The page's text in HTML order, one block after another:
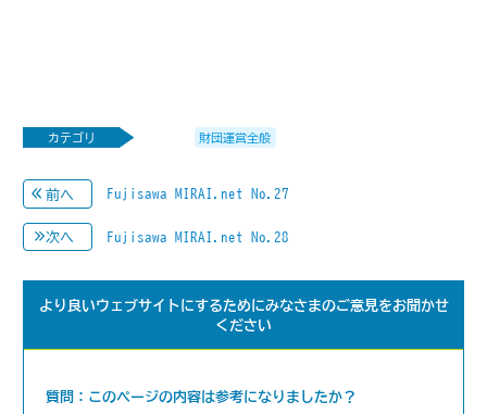
カテゴリ 財団運営全般
前へ Fujisawa MIRAI.net No.27
次へ Fujisawa MIRAI.net No.28
より良いウェブサイトにするためにみなさまのご意見をお聞かせ
ください
質問：このページの内容は参考になりましたか？